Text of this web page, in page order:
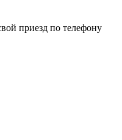
приезд по телефону